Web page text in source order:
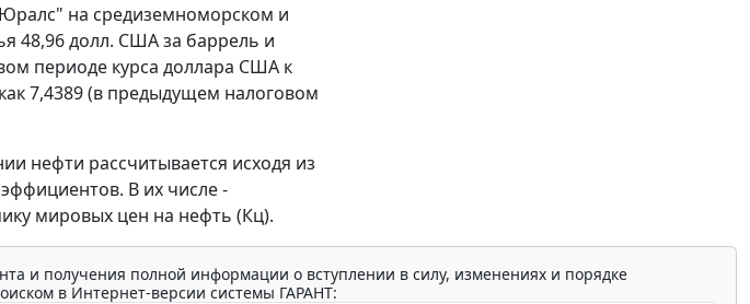
на средиземноморском и
48,96 долл. США за баррель и
периоде курса доллара США к
7,4389 (в предыдущем налоговом
нефти рассчитывается исходя из
В их числе -
мировых цен на нефть (Кц).
и получения полной информации о вступлении в силу, изменениях и порядке
в Интернет-версии системы ГАРАНТ: